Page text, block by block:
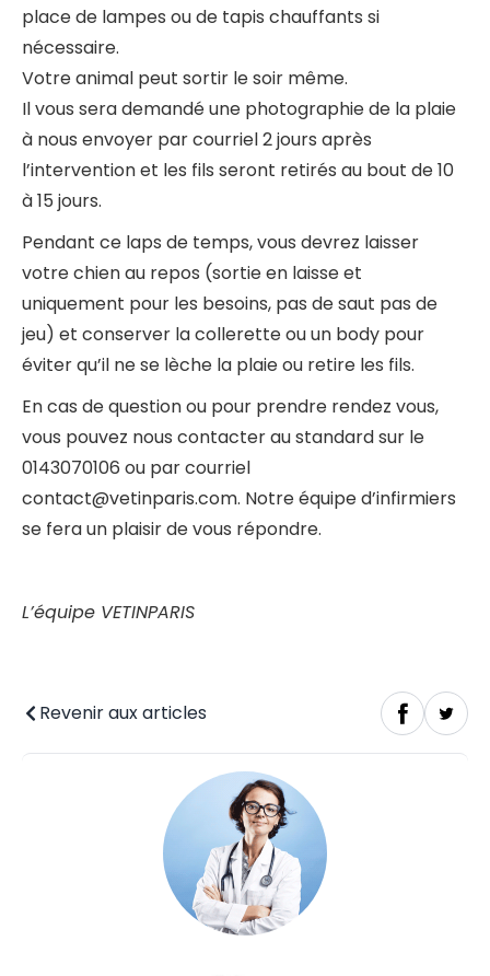
place de lampes ou de tapis chauffants si
nécessaire.
Votre animal peut sortir le soir même.
Il vous sera demandé une photographie de la plaie
à nous envoyer par courriel 2 jours après
l’intervention et les fils seront retirés au bout de 10
à 15 jours.
Pendant ce laps de temps, vous devrez laisser
votre chien au repos (sortie en laisse et
uniquement pour les besoins, pas de saut pas de
jeu) et conserver la collerette ou un body pour
éviter qu’il ne se lèche la plaie ou retire les fils.
En cas de question ou pour prendre rendez vous,
vous pouvez nous contacter au standard sur le
0143070106 ou par courriel
contact@vetinparis.com. Notre équipe d’infirmiers
se fera un plaisir de vous répondre.
L’équipe VETINPARIS
Revenir aux articles